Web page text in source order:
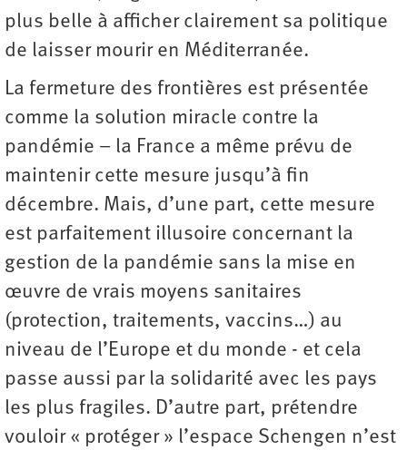
plus belle à afficher clairement sa politique
de laisser mourir en Méditerranée.
La fermeture des frontières est présentée
comme la solution miracle contre la
pandémie – la France a même prévu de
maintenir cette mesure jusqu’à fin
décembre. Mais, d’une part, cette mesure
est parfaitement illusoire concernant la
gestion de la pandémie sans la mise en
œuvre de vrais moyens sanitaires
(protection, traitements, vaccins…) au
niveau de l’Europe et du monde - et cela
passe aussi par la solidarité avec les pays
les plus fragiles. D’autre part, prétendre
vouloir « protéger » l’espace Schengen n’est